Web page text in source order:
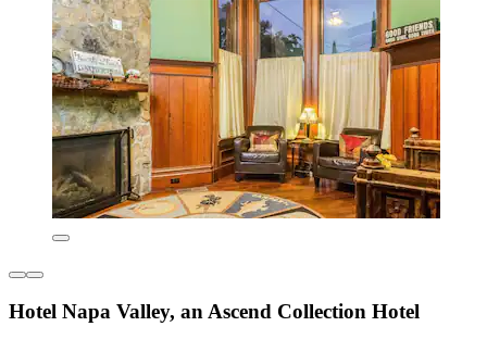
Hotel Napa Valley, an Ascend Collection Hotel